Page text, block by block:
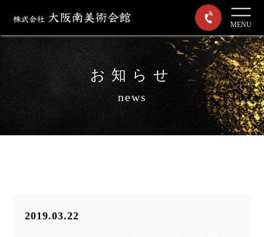
MENU
お知らせ
news
2019.03.22